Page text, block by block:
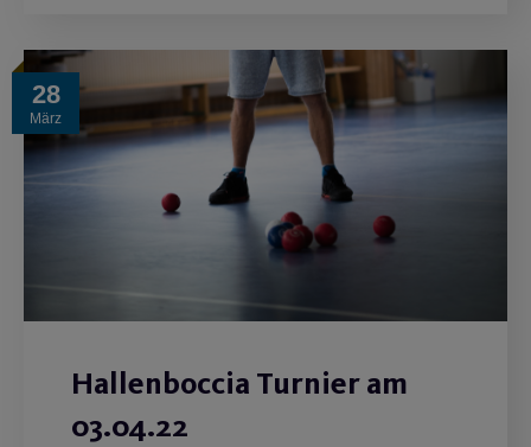
28
März
Hallenboccia Turnier am
03.04.22